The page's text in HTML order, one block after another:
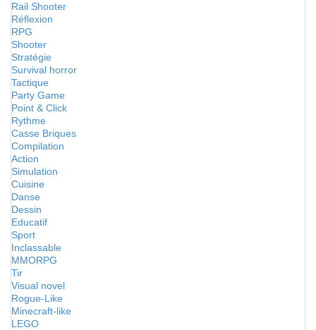
Rail Shooter
Réflexion
RPG
Shooter
Stratégie
Survival horror
Tactique
Party Game
Point & Click
Rythme
Casse Briques
Compilation
Action
Simulation
Cuisine
Danse
Dessin
Educatif
Sport
Inclassable
MMORPG
Tir
Visual novel
Rogue-Like
Minecraft-like
LEGO